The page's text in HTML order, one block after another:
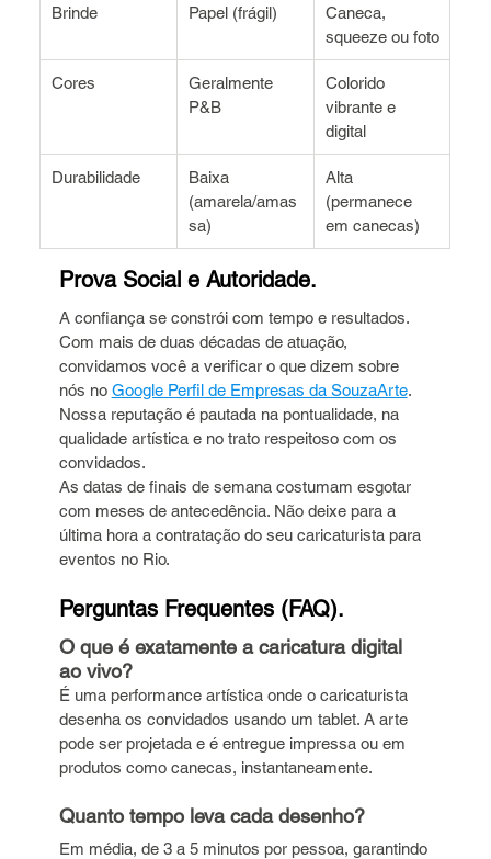
Brinde Papel (frágil)
Caneca,
squeeze ou foto
Cores
Geralmente
P&B
Colorido
vibrante e
digital
Durabilidade
Baixa
(amarela/amas
sa)
Alta
(permanece
em canecas)
Prova Social e Autoridade.
A confiança se constrói com tempo e resultados.
Com mais de duas décadas de atuação,
convidamos você a verificar o que dizem sobre
nós no Google Perfil de Empresas da SouzaArte.
Nossa reputação é pautada na pontualidade, na
qualidade artística e no trato respeitoso com os
convidados.
As datas de finais de semana costumam esgotar
com meses de antecedência. Não deixe para a
última hora a contratação do seu caricaturista para
eventos no Rio.
Perguntas Frequentes (FAQ).
O que é exatamente a caricatura digital
ao vivo?
É uma performance artística onde o caricaturista
desenha os convidados usando um tablet. A arte
pode ser projetada e é entregue impressa ou em
produtos como canecas, instantaneamente.
Quanto tempo leva cada desenho?
Em média, de 3 a 5 minutos por pessoa, garantindo